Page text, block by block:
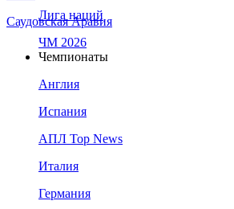
Саудовская Аравия
Лига наций
ЧМ 2026
Чемпионаты
Англия
Испания
АПЛ Top News
Италия
Германия